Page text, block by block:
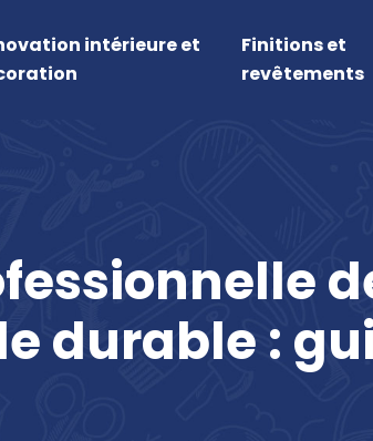
intérieure et
Finitions et
revêtements
durable :